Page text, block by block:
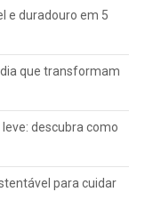
e duradouro em 5
que transformam
descubra como
para cuidar